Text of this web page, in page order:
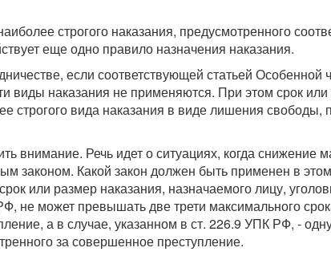
строгого наказания, предусмотренного
еще одно правило назначения наказания.
если соответствующей статьей
виды наказания не применяются. При этом срок
строгого вида наказания в виде лишения свободы,
внимание. Речь идет о ситуациях, когда снижение
законом. Какой закон должен быть применен в
или размер наказания, назначаемого лицу,
не может превышать две трети максимального
а в случае, указанном в ст. 226.9 УПК РФ, -
за совершенное преступление.